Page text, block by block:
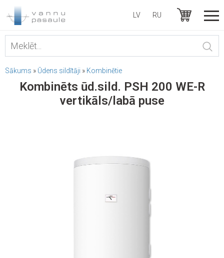
LV RU
Sākums » Ūdens sildītāji » Kombinētie
Kombinēts ūd.sild. PSH 200 WE-R
vertikāls/labā puse